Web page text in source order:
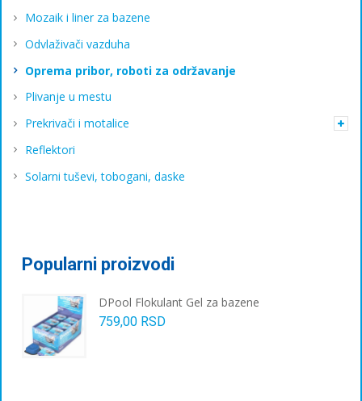
Mozaik i liner za bazene
Odvlaživači vazduha
Oprema pribor, roboti za održavanje
Plivanje u mestu
Prekrivači i motalice
Reflektori
Solarni tuševi, tobogani, daske
Popularni proizvodi
DPool Flokulant Gel za bazene
759,00 RSD